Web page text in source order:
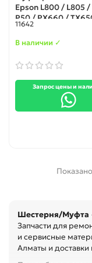
Epson L800 / L805
P50 / PX660 /
/ L850
11642
В наличии ✓
Запрос цены и
Шестерня/Муфта
Запчасти для
и сервисные
Алматы и доставки